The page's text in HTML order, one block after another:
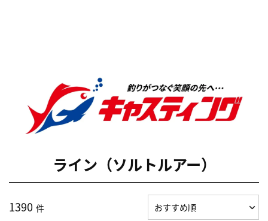
ライン（ソルトルアー）
1390 件